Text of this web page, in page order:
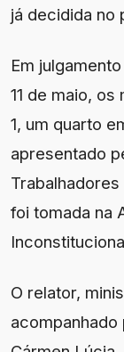
já decidida no
Em
11 de maio,
1, um quarto
apresentado
foi tomada na
O relator,